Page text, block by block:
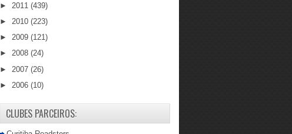
► 2011 (439)
► 2010 (223)
► 2009 (121)
► 2008 (24)
► 2007 (26)
► 2006 (10)
CLUBES PARCEIROS: